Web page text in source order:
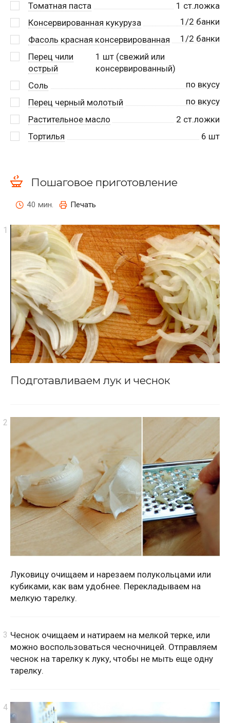
Томатная паста
1 ст.ложка
Консервированная кукуруза
1/2 банки
Фасоль красная консервированная
1/2 банки
Перец чили
острый
1 шт (свежий или
консервированный)
Соль
по вкусу
Перец черный молотый
по вкусу
Растительное масло
2 ст.ложки
Тортилья
6 шт
Пошаговое приготовление
40 мин. Печать
Подготавливаем лук и чеснок
Луковицу очищаем и нарезаем полукольцами или
кубиками, как вам удобнее. Перекладываем на
мелкую тарелку.
Чеснок очищаем и натираем на мелкой терке, или
можно воспользоваться чесночницей. Отправляем
чеснок на тарелку к луку, чтобы не мыть еще одну
тарелку.